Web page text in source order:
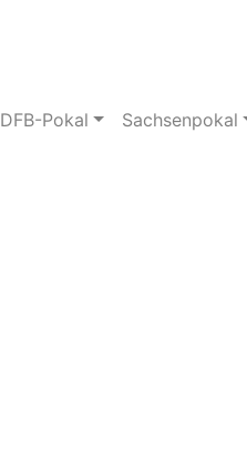
DFB-Pokal Sachsenpokal